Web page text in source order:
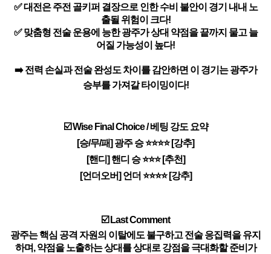
✅ 대전은 주전 골키퍼 결장으로 인한 수비 불안이 경기 내내 노
출될 위험이 크다!
✅ 맞춤형 전술 운용에 능한 광주가 상대 약점을 끝까지 물고 늘
어질 가능성이 높다!
➡️ 전력 손실과 전술 완성도 차이를 감안하면 이 경기는 광주가
승부를 가져갈 타이밍이다!
☑️ Wise Final Choice / 베팅 강도 요약
[승/무/패] 광주 승 ⭐⭐⭐⭐ [강추]
[핸디] 핸디 승 ⭐⭐⭐ [추천]
[언더오버] 언더 ⭐⭐⭐⭐ [강추]
☑️ Last Comment
광주는 핵심 공격 자원의 이탈에도 불구하고 전술 응집력을 유지
하며, 약점을 노출하는 상대를 상대로 강점을 극대화할 준비가